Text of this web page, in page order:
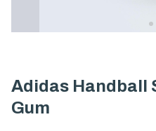
Adidas Handball
Gum